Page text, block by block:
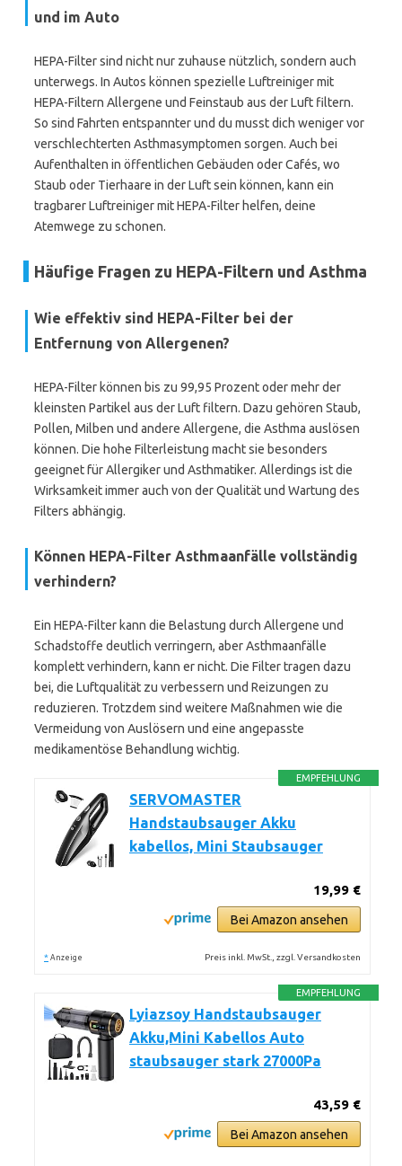
und im Auto
HEPA-Filter sind nicht nur zuhause nützlich, sondern auch
unterwegs. In Autos können spezielle Luftreiniger mit
HEPA-Filtern Allergene und Feinstaub aus der Luft filtern.
So sind Fahrten entspannter und du musst dich weniger vor
verschlechterten Asthmasymptomen sorgen. Auch bei
Aufenthalten in öffentlichen Gebäuden oder Cafés, wo
Staub oder Tierhaare in der Luft sein können, kann ein
tragbarer Luftreiniger mit HEPA-Filter helfen, deine
Atemwege zu schonen.
Häufige Fragen zu HEPA-Filtern und Asthma
Wie effektiv sind HEPA-Filter bei der
Entfernung von Allergenen?
HEPA-Filter können bis zu 99,95 Prozent oder mehr der
kleinsten Partikel aus der Luft filtern. Dazu gehören Staub,
Pollen, Milben und andere Allergene, die Asthma auslösen
können. Die hohe Filterleistung macht sie besonders
geeignet für Allergiker und Asthmatiker. Allerdings ist die
Wirksamkeit immer auch von der Qualität und Wartung des
Filters abhängig.
Können HEPA-Filter Asthmaanfälle vollständig
verhindern?
Ein HEPA-Filter kann die Belastung durch Allergene und
Schadstoffe deutlich verringern, aber Asthmaanfälle
komplett verhindern, kann er nicht. Die Filter tragen dazu
bei, die Luftqualität zu verbessern und Reizungen zu
reduzieren. Trotzdem sind weitere Maßnahmen wie die
Vermeidung von Auslösern und eine angepasste
medikamentöse Behandlung wichtig.
EMPFEHLUNG
SERVOMASTER
Handstaubsauger Akku
kabellos, Mini Staubsauger
19,99 €
Bei Amazon ansehen
* Anzeige Preis inkl. MwSt., zzgl. Versandkosten
EMPFEHLUNG
Lyiazsoy Handstaubsauger
Akku,Mini Kabellos Auto
staubsauger stark 27000Pa
43,59 €
Bei Amazon ansehen